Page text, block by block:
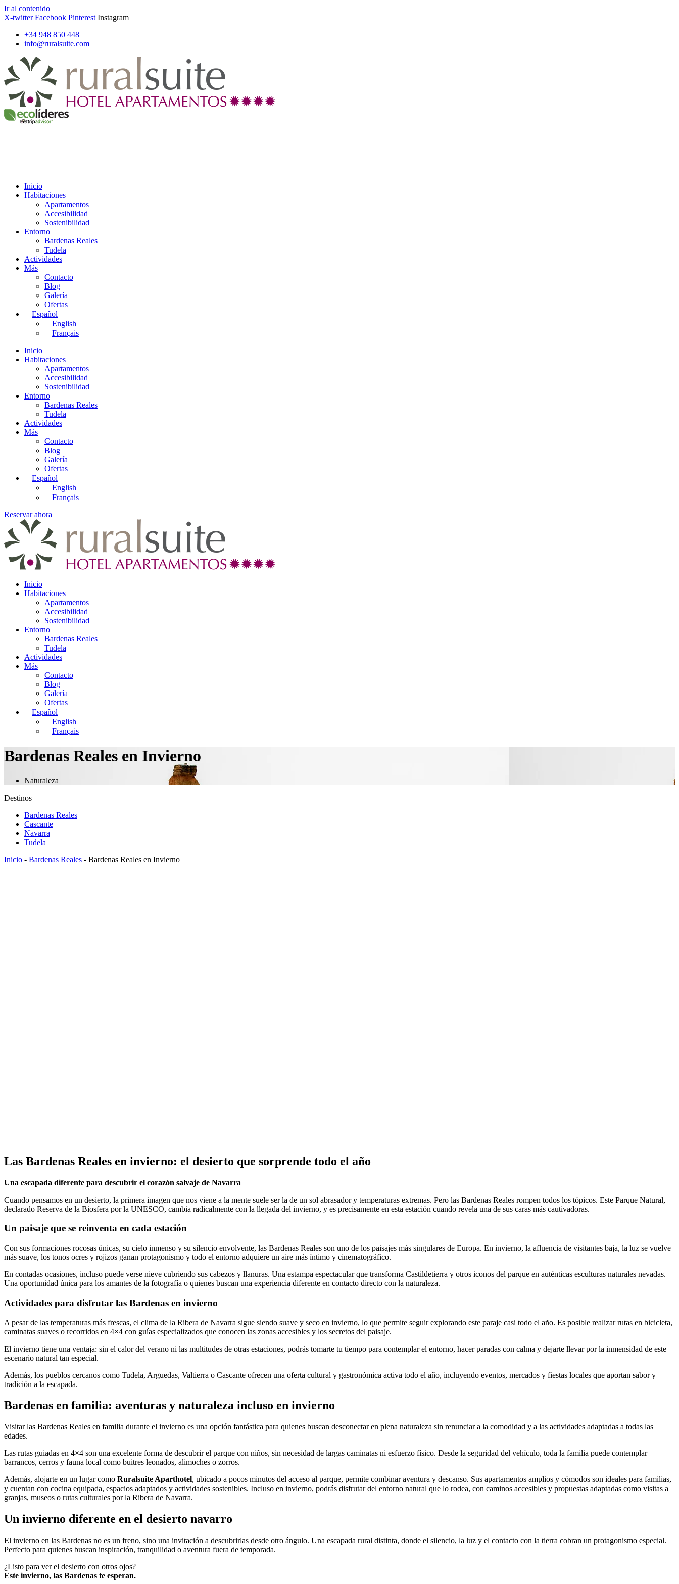
Ir al contenido
X-twitter Facebook Pinterest Instagram
+34 948 850 448
info@ruralsuite.com
Inicio
Habitaciones
Apartamentos
Accesibilidad
Sostenibilidad
Entorno
Bardenas Reales
Tudela
Actividades
Más
Contacto
Blog
Galería
Ofertas
Español
English
Français
Inicio
Habitaciones
Apartamentos
Accesibilidad
Sostenibilidad
Entorno
Bardenas Reales
Tudela
Actividades
Más
Contacto
Blog
Galería
Ofertas
Español
English
Français
Reservar ahora
Inicio
Habitaciones
Apartamentos
Accesibilidad
Sostenibilidad
Entorno
Bardenas Reales
Tudela
Actividades
Más
Contacto
Blog
Galería
Ofertas
Español
English
Français
Bardenas Reales en Invierno
Naturaleza
Destinos
Bardenas Reales
Cascante
Navarra
Tudela
Inicio - Bardenas Reales - Bardenas Reales en Invierno
Las Bardenas Reales en invierno: el desierto que sorprende todo el año
Una escapada diferente para descubrir el corazón salvaje de Navarra
Cuando pensamos en un desierto, la primera imagen que nos viene a la mente suele ser la de un sol abrasador y temperaturas extremas. Pero las Bardenas Reales rompen todos los tópicos. Este Parque Natural,
declarado Reserva de la Biosfera por la UNESCO, cambia radicalmente con la llegada del invierno, y es precisamente en esta estación cuando revela una de sus caras más cautivadoras.
Un paisaje que se reinventa en cada estación
Con sus formaciones rocosas únicas, su cielo inmenso y su silencio envolvente, las Bardenas Reales son uno de los paisajes más singulares de Europa. En invierno, la afluencia de visitantes baja, la luz se vuelve
más suave, los tonos ocres y rojizos ganan protagonismo y todo el entorno adquiere un aire más íntimo y cinematográfico.
En contadas ocasiones, incluso puede verse nieve cubriendo sus cabezos y llanuras. Una estampa espectacular que transforma Castildetierra y otros iconos del parque en auténticas esculturas naturales nevadas.
Una oportunidad única para los amantes de la fotografía o quienes buscan una experiencia diferente en contacto directo con la naturaleza.
Actividades para disfrutar las Bardenas en invierno
A pesar de las temperaturas más frescas, el clima de la Ribera de Navarra sigue siendo suave y seco en invierno, lo que permite seguir explorando este paraje casi todo el año. Es posible realizar rutas en bicicleta,
caminatas suaves o recorridos en 4×4 con guías especializados que conocen las zonas accesibles y los secretos del paisaje.
El invierno tiene una ventaja: sin el calor del verano ni las multitudes de otras estaciones, podrás tomarte tu tiempo para contemplar el entorno, hacer paradas con calma y dejarte llevar por la inmensidad de este
escenario natural tan especial.
Además, los pueblos cercanos como Tudela, Arguedas, Valtierra o Cascante ofrecen una oferta cultural y gastronómica activa todo el año, incluyendo eventos, mercados y fiestas locales que aportan sabor y
tradición a la escapada.
Bardenas en familia: aventuras y naturaleza incluso en invierno
Visitar las Bardenas Reales en familia durante el invierno es una opción fantástica para quienes buscan desconectar en plena naturaleza sin renunciar a la comodidad y a las actividades adaptadas a todas las
edades.
Las rutas guiadas en 4×4 son una excelente forma de descubrir el parque con niños, sin necesidad de largas caminatas ni esfuerzo físico. Desde la seguridad del vehículo, toda la familia puede contemplar
barrancos, cerros y fauna local como buitres leonados, alimoches o zorros.
Además, alojarte en un lugar como Ruralsuite Aparthotel, ubicado a pocos minutos del acceso al parque, permite combinar aventura y descanso. Sus apartamentos amplios y cómodos son ideales para familias,
y cuentan con cocina equipada, espacios adaptados y actividades sostenibles. Incluso en invierno, podrás disfrutar del entorno natural que lo rodea, con caminos accesibles y propuestas adaptadas como visitas a
granjas, museos o rutas culturales por la Ribera de Navarra.
Un invierno diferente en el desierto navarro
El invierno en las Bardenas no es un freno, sino una invitación a descubrirlas desde otro ángulo. Una escapada rural distinta, donde el silencio, la luz y el contacto con la tierra cobran un protagonismo especial.
Perfecto para quienes buscan inspiración, tranquilidad o aventura fuera de temporada.
¿Listo para ver el desierto con otros ojos?
Este invierno, las Bardenas te esperan.